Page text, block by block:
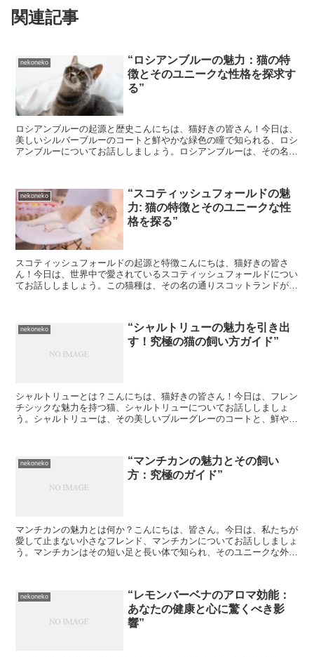
関連記事
nekoneko
“ロシアンブルーの魅力：猫の特
徴とそのユニークな性格を探求す
る”
ロシアンブルーの起源と歴史こんにちは、猫好きの皆さん！今日は、
美しいシルバーブルーのコートと鮮やかな緑色の瞳で知られる、ロシ
アンブルーについてお話ししましょう。ロシアンブルーは、その名の
nekoneko
“スコティッシュフォールドの魅
力: 猫の特徴とそのユニークな性
格を探る”
スコティッシュフォールドの起源と特徴こんにちは、猫好きの皆さ
ん！今日は、世界中で愛されているスコティッシュフォールドについ
てお話ししましょう。この猫種は、その名の通りスコットランドが起
nekoneko
“シャルトリューの魅力を引き出
す！究極の猫の飼い方ガイド”
シャルトリューとは？こんにちは、猫好きの皆さん！今日は、フレン
チシックな魅力を持つ猫、シャルトリューについてお話ししましょ
う。シャルトリューは、その美しいブルーグレーのコートと、鮮やか
nekoneko
“マンチカンの魅力とその飼い
方：究極のガイド”
マンチカンの魅力とは何か？こんにちは、皆さん。今日は、私たちが
愛して止まない小さなフレンド、マンチカンについてお話ししましょ
う。マンチカンはその短い足と長い体で知られ、そのユニークな外見
nekoneko
“レモンバーベナのアロマ効能：
あなたの健康と心に驚くべき影
響”